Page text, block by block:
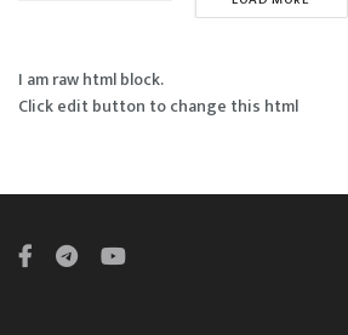
I am raw html block.
Click edit button to change this html